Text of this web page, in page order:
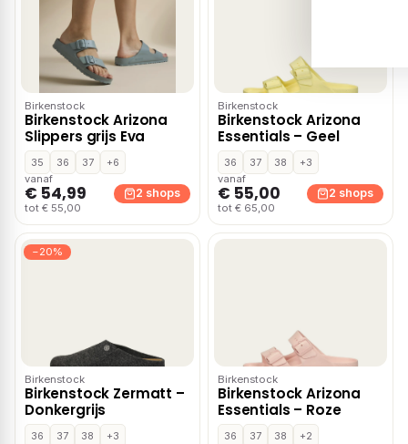
Birkenstock
Birkenstock Arizona
Slippers grijs Eva
35 36 37
+6
vanaf
€ 54,99
tot € 55,00
2 shops
Birkenstock
Birkenstock Arizona
Essentials – Geel
36 37 38
+3
vanaf
€ 55,00
tot € 65,00
2 shops
−20%
Birkenstock
Birkenstock Zermatt –
Donkergrijs
36 37 38
+3
Birkenstock
Birkenstock Arizona
Essentials – Roze
36 37 38
+2